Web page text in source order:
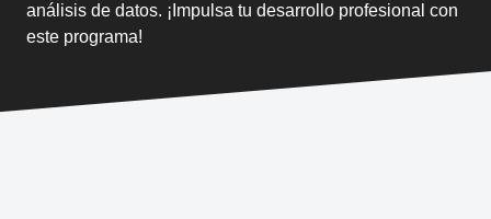
análisis de datos. ¡Impulsa tu desarrollo profesional con
este programa!